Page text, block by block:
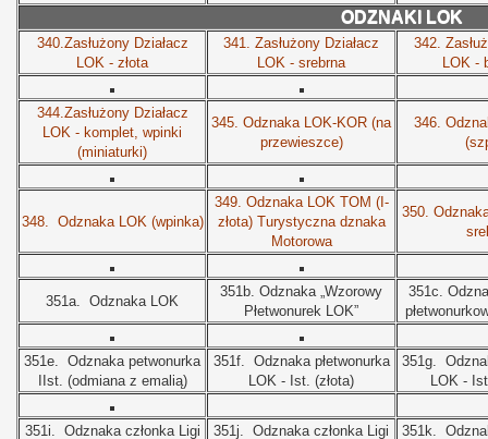
ODZNAKI LOK
340.Zasłużony Działacz
LOK - złota
341. Zasłużony Działacz
LOK - srebrna
342.
LOK -
344.Zasłużony Działacz
LOK - komplet, wpinki
(miniaturki)
345. Odznaka LOK-KOR (na
przewieszce)
346.
348. Odznaka LOK (wpinka)
349. Odznaka LOK TOM (I-
złota) Turystyczna dznaka
Motorowa
350.
351a. Odznaka LOK
351b. Odznaka „Wzorowy
Płetwonurek LOK”
351c.
351e. Odznaka petwonurka
IIst. (odmiana z emalią)
351f. Odznaka płetwonurka
LOK - Ist. (złota)
351g.
LOK -
351i. Odznaka członka Ligi
351j. Odznaka członka Ligi
351k.